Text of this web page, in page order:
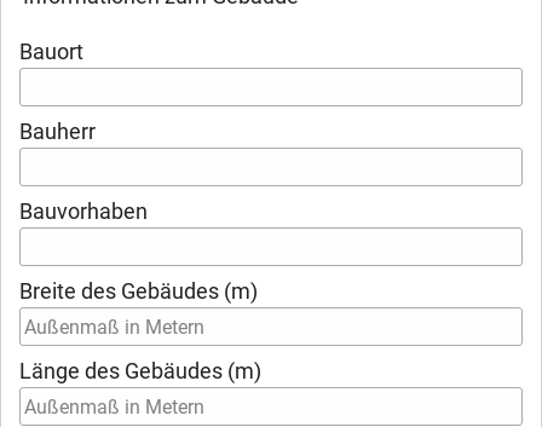
Bauort
Bauherr
Bauvorhaben
Breite des Gebäudes (m)
Länge des Gebäudes (m)